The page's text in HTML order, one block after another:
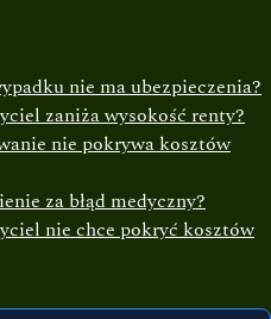
nie ma ubezpieczenia?
zaniża wysokość renty?
nie pokrywa kosztów
za błąd medyczny?
nie chce pokryć kosztów